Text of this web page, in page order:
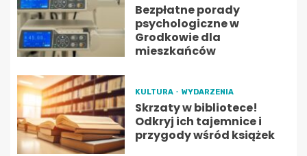
Bezpłatne porady
psychologiczne w
Grodkowie dla
mieszkańców
KULTURA WYDARZENIA
Skrzaty w bibliotece!
Odkryj ich tajemnice i
przygody wśród książek